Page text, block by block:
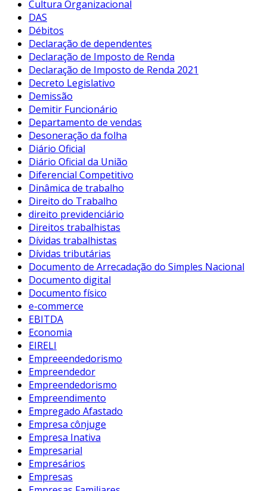
Cultura Organizacional
DAS
Débitos
Declaração de dependentes
Declaração de Imposto de Renda
Declaração de Imposto de Renda 2021
Decreto Legislativo
Demissão
Demitir Funcionário
Departamento de vendas
Desoneração da folha
Diário Oficial
Diário Oficial da União
Diferencial Competitivo
Dinâmica de trabalho
Direito do Trabalho
direito previdenciário
Direitos trabalhistas
Dívidas trabalhistas
Dívidas tributárias
Documento de Arrecadação do Simples Nacional
Documento digital
Documento físico
e-commerce
EBITDA
Economia
EIRELI
Empreeendedorismo
Empreendedor
Empreendedorismo
Empreendimento
Empregado Afastado
Empresa cônjuge
Empresa Inativa
Empresarial
Empresários
Empresas